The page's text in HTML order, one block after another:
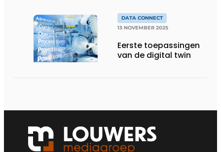
DATA CONNECT
13 NOVEMBER 2025
Eerste toepassingen
van de digital twin